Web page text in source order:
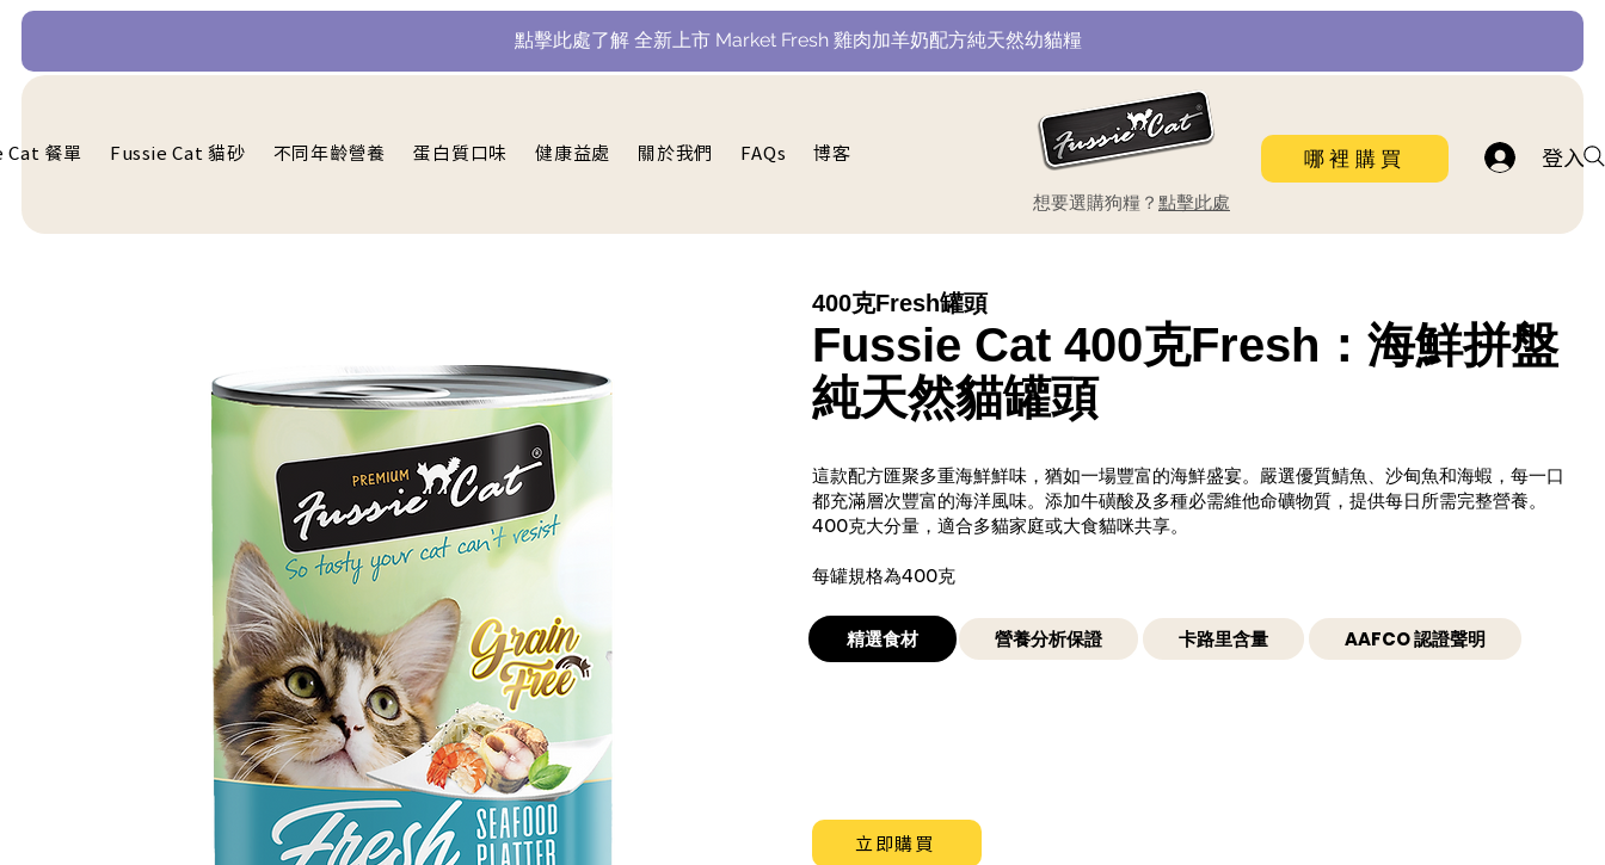
​點擊此處了解 全新上市 Market Fresh 雞肉加羊奶配方純天然幼貓糧
Cat 餐單 Fussie Cat 貓砂 不同年齡營養 蛋白質口味 健康益處 關於我們 FAQs 博客 哪裡購買 登入
​想要選購狗糧？ 點擊此處
400克Fresh罐頭
Fussie Cat 400克Fresh：海鮮拼盤
純天然貓罐頭
這款配方匯聚多重海鮮鮮味，猶如一場豐富的海鮮盛宴。嚴選優質鯖魚、沙甸魚和海蝦，每一口
都充滿層次豐富的海洋風味。添加牛磺酸及多種必需維他命礦物質，提供每日所需完整營養。
400克大分量，適合多貓家庭或大食貓咪共享。
每罐規格為400克
精選食材 營養分析保證 卡路里含量 AAFCO 認證聲明
立即購買